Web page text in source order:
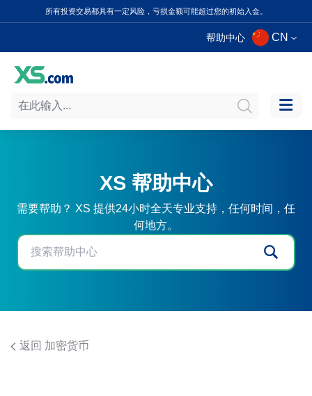
所有投资交易都具有一定风险，亏损金额可能超过您的初始入金。
帮助中心 CN
XS 帮助中心
需要帮助？ XS 提供24小时全天专业支持，任何时间，任
何地方。
返回 加密货币